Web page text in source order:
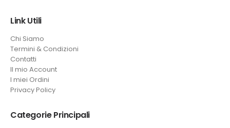
Link Utili
Chi Siamo
Termini & Condizioni
Contatti
Il mio Account
I miei Ordini
Privacy Policy
Categorie Principali